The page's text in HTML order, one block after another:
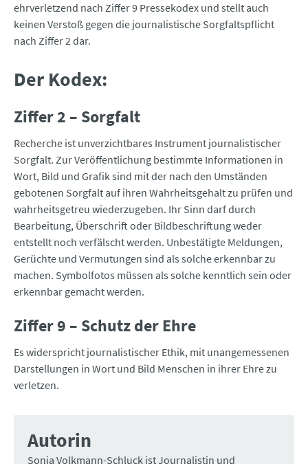
ehrverletzend nach Ziffer 9 Pressekodex und stellt auch
keinen Verstoß gegen die journalistische Sorgfaltspflicht
nach Ziffer 2 dar.
Der Kodex:
Ziffer 2 – Sorgfalt
Recherche ist unverzichtbares Instrument journalistischer
Sorgfalt. Zur Veröffentlichung bestimmte Informationen in
Wort, Bild und Grafik sind mit der nach den Umständen
gebotenen Sorgfalt auf ihren Wahrheitsgehalt zu prüfen und
wahrheitsgetreu wiederzugeben. Ihr Sinn darf durch
Bearbeitung, Überschrift oder Bildbeschriftung weder
entstellt noch verfälscht werden. Unbestätigte Meldungen,
Gerüchte und Vermutungen sind als solche erkennbar zu
machen. Symbolfotos müssen als solche kenntlich sein oder
erkennbar gemacht werden.
Ziffer 9 – Schutz der Ehre
Es widerspricht journalistischer Ethik, mit unangemessenen
Darstellungen in Wort und Bild Menschen in ihrer Ehre zu
verletzen.
Autorin
Sonja Volkmann-Schluck ist Journalistin und